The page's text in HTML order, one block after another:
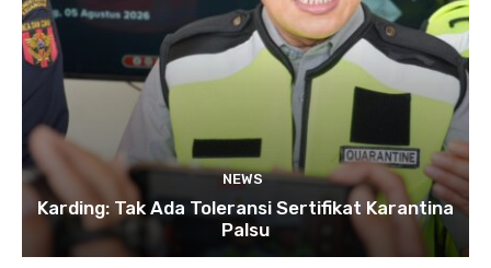
NEWS
Karding: Tak Ada Toleransi Sertifikat Karantina
Palsu